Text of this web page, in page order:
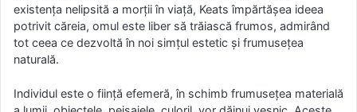
existenţa nelipsită a morţii în viaţă, Keats împărtăşea ideea
potrivit căreia, omul este liber să trăiască frumos, admirând
tot ceea ce dezvoltă în noi simţul estetic şi frumuseţea
naturală.
Individul este o fiinţă efemeră, în schimb frumuseţea materială